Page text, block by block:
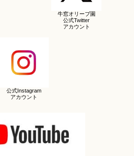
牛窓オリーブ園
公式Twitter
アカウント
公式Instagram
アカウント